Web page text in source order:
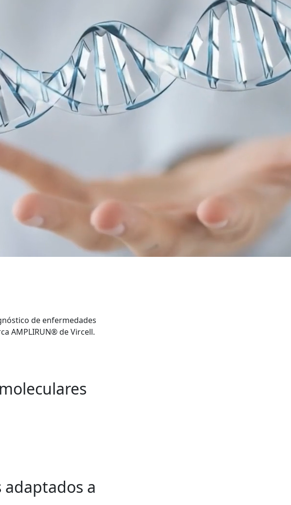
de enfermedades
AMPLIRUN® de Vircell.
a